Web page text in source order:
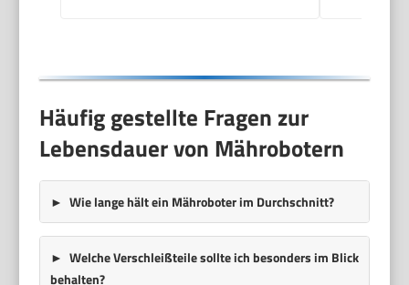
Häufig gestellte Fragen zur
Lebensdauer von Mährobotern
Wie lange hält ein Mähroboter im Durchschnitt?
Welche Verschleißteile sollte ich besonders im Blick
behalten?